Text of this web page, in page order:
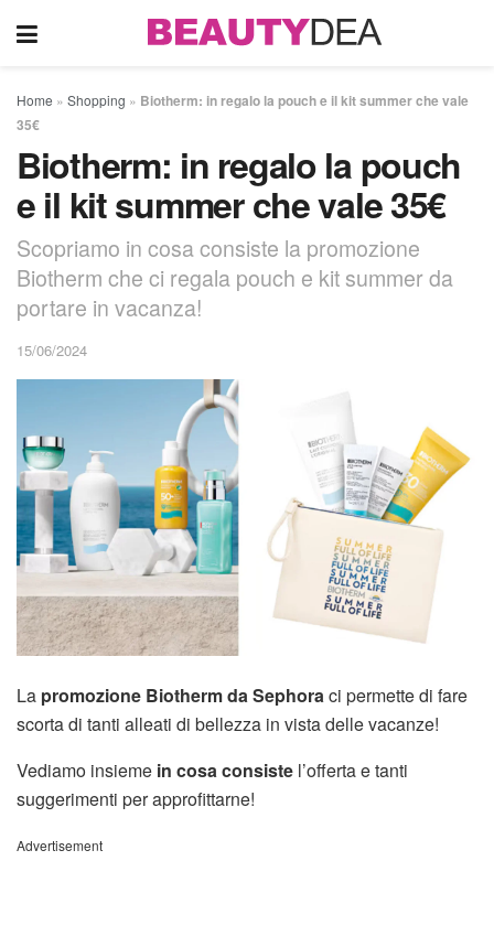
Home » Shopping » Biotherm: in regalo la pouch e il kit summer che vale
35€
Biotherm: in regalo la pouch
e il kit summer che vale 35€
Scopriamo in cosa consiste la promozione
Biotherm che ci regala pouch e kit summer da
portare in vacanza!
15/06/2024
La promozione Biotherm da Sephora ci permette di fare
scorta di tanti alleati di bellezza in vista delle vacanze!
Vediamo insieme in cosa consiste l’offerta e tanti
suggerimenti per approfittarne!
Advertisement